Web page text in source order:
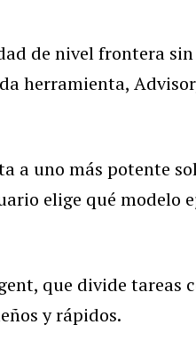
de nivel frontera
herramienta,
a uno más potente
elige qué modelo
que divide tareas
y rápidos.